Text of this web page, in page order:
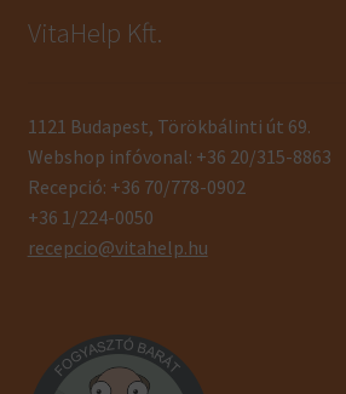
VitaHelp Kft.
1121 Budapest, Törökbálinti út 69.
Webshop infóvonal: +36 20/315-8863
Recepció: +36 70/778-0902
+36 1/224-0050
recepcio@vitahelp.hu